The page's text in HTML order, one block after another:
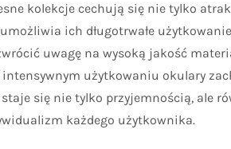
kolekcje cechują się nie tylko
ich długotrwałe
uwagę na wysoką jakość
użytkowaniu okulary
się nie tylko przyjemnością, ale
każdego użytkownika.